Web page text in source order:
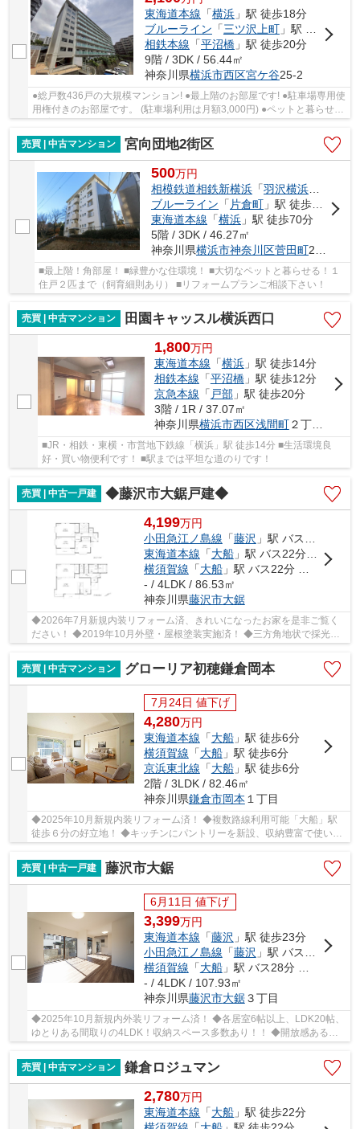
東海道本線 「横浜」駅 徒歩18分
ブルーライン 「三ツ沢上町」駅 徒歩18分
相鉄本線 「平沼橋」駅 徒歩20分
9階 / 3DK / 56.44㎡
神奈川県横浜市西区宮ケ谷25-2
●総戸数436戸の大規模マンション! ●最上階のお部屋です! ●駐車場専用使
用権付きのお部屋です。 (駐車場利用は月額3,000円) ●ペットと暮らせる
(飼育細則有) ■敷地以内にプール・クリニ...
売買 | 中古マンション
宮向団地2街区
500万円
相模鉄道相鉄新横浜 「羽沢横浜国大
ブルーライン 「片倉町 」駅 徒歩24分
東海道本線 「横浜 」駅 徒歩70分
5階 / 3DK / 46.27㎡
神奈川県横浜市神奈川区菅田町2978-6
■最上階！角部屋！ ■緑豊かな住環境！ ■大切なペットと暮らせる！１
住戸２匹まで（飼育細則あり） ■リフォームプランご相談下さい！
売買 | 中古マンション 田園キャッスル横浜西口
1,800万円
東海道本線 「横浜」駅 徒歩14分
相鉄本線 「平沼橋」駅 徒歩12分
京急本線 「 戸部」駅 徒歩20分
3階 / 1R / 37.07㎡
神奈川県横浜市西区浅間町２丁目106-1
■JR・相鉄・東横・市営地下鉄線「横浜」駅 徒歩14分 ■生活環境良
好・買い物便利です！ ■駅までは平坦な道のりです！
売買 | 中古一戸建 ◆藤沢市大鋸戸建◆
4,199万円
小田急江ノ島線 「藤沢 」駅 バス17分 「柄沢大上」 停歩4分
東海道本線 「大船」駅 バス22分 「柄沢大上」 停歩3分
横須賀線 「大船」駅 バス22分 「柄沢大上」 停歩3分
- / 4LDK / 86.53㎡
神奈川県藤沢市大鋸
◆2026年7月新規内装リフォーム済、きれいになったお家を是非ご覧く
ださい！ ◆2019年10月外壁・屋根塗装実施済！ ◆三方角地状で採光良
売買 | 中古マンション
グローリア初穂鎌倉岡本
7月24日 値下げ
4,280万円
東海道本線 「大船」駅 徒歩6分
横須賀線 「大船」駅 徒歩6分
京浜東北線 「大船」駅 徒歩6分
2階 / 3LDK / 82.46㎡
神奈川県鎌倉市岡本 １丁目
◆2025年10月新規内装リフォーム済！ ◆複数路線利用可能「大船」駅
徒歩６分の好立地！ ◆キッチンにパントリーを新設、収納豊富で使い易
売買 | 中古一戸建
藤沢市大鋸
6月11日 値下げ
3,399万円
東海道本線 「藤沢 」駅 徒歩23分
小田急江ノ島線 「藤沢 」駅 バス12分 「山王神社前（神奈川県）」 停歩4分
横須賀線 「大船」駅 バス28分 「山王神社前（神奈川県）」 停歩4分
- / 4LDK / 107.93㎡
神奈川県藤沢市大鋸３丁目
◆2025年10月新規内外装リフォーム済！ ◆各居室6帖以上、LDK20帖、
ゆとりある間取りの4LDK！収納スペース多数あり！！ ◆開放感ある高
台南東角地、陽当たり・通風・眺望良好！ ◆3線利用...
売買 | 中古マンション
鎌倉ロジュマン
2,780万円
東海道本線 「大船 」駅 徒歩22分